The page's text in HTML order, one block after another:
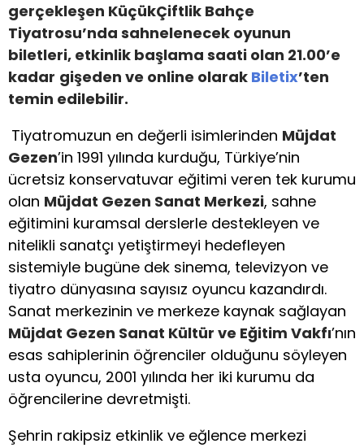
gerçekleşen KüçükÇiftlik Bahçe
Tiyatrosu’nda sahnelenecek oyunun
biletleri, etkinlik başlama saati olan 21.00’e
kadar gişeden ve online olarak Biletix’ten
temin edilebilir.
Tiyatromuzun en değerli isimlerinden Müjdat
Gezen’in 1991 yılında kurduğu, Türkiye’nin
ücretsiz konservatuvar eğitimi veren tek kurumu
olan Müjdat Gezen Sanat Merkezi, sahne
eğitimini kuramsal derslerle destekleyen ve
nitelikli sanatçı yetiştirmeyi hedefleyen
sistemiyle bugüne dek sinema, televizyon ve
tiyatro dünyasına sayısız oyuncu kazandırdı.
Sanat merkezinin ve merkeze kaynak sağlayan
Müjdat Gezen Sanat Kültür ve Eğitim Vakfı’nın
esas sahiplerinin öğrenciler olduğunu söyleyen
usta oyuncu, 2001 yılında her iki kurumu da
öğrencilerine devretmişti.
Şehrin rakipsiz etkinlik ve eğlence merkezi